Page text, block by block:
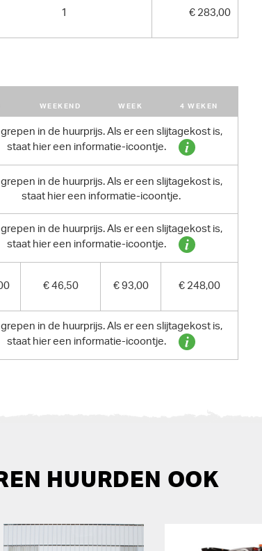
1 € 283,00
WEEKEND WEEK 4 WEKEN
in de huurprijs. Als er een slijtagekost is,
staat hier een informatie-icoontje.
in de huurprijs. Als er een slijtagekost is,
staat hier een informatie-icoontje.
in de huurprijs. Als er een slijtagekost is,
staat hier een informatie-icoontje.
€ 46,50 € 93,00 € 248,00
in de huurprijs. Als er een slijtagekost is,
staat hier een informatie-icoontje.
HUURDEN OOK